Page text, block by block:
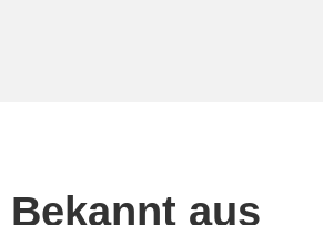
Bekannt aus